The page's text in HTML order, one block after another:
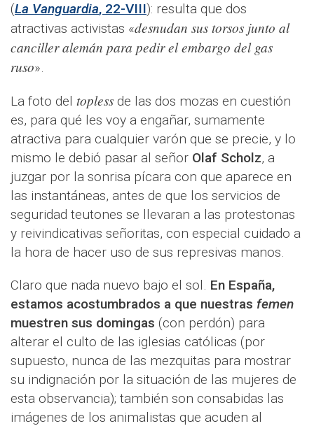
(La Vanguardia, 22-VIII): resulta que dos
atractivas activistas «desnudan sus torsos junto al
canciller alemán para pedir el embargo del gas
ruso».
La foto del topless de las dos mozas en cuestión
es, para qué les voy a engañar, sumamente
atractiva para cualquier varón que se precie, y lo
mismo le debió pasar al señor Olaf Scholz, a
juzgar por la sonrisa pícara con que aparece en
las instantáneas, antes de que los servicios de
seguridad teutones se llevaran a las protestonas
y reivindicativas señoritas, con especial cuidado a
la hora de hacer uso de sus represivas manos.
Claro que nada nuevo bajo el sol. En España,
estamos acostumbrados a que nuestras femen
muestren sus domingas (con perdón) para
alterar el culto de las iglesias católicas (por
supuesto, nunca de las mezquitas para mostrar
su indignación por la situación de las mujeres de
esta observancia); también son consabidas las
imágenes de los animalistas que acuden al